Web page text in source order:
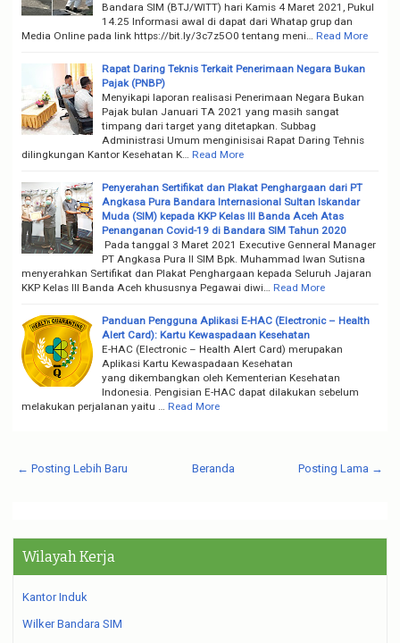
Bandara SIM (BTJ/WITT) hari Kamis 4 Maret 2021, Pukul
14.25 Informasi awal di dapat dari Whatap grup dan
Media Online pada link https://bit.ly/3c7z5O0 tentang meni… Read More
Rapat Daring Teknis Terkait Penerimaan Negara Bukan
Pajak (PNBP)
Menyikapi laporan realisasi Penerimaan Negara Bukan
Pajak bulan Januari TA 2021 yang masih sangat
timpang dari target yang ditetapkan. Subbag
Administrasi Umum menginisisai Rapat Daring Tehnis
dilingkungan Kantor Kesehatan K… Read More
Penyerahan Sertifikat dan Plakat Penghargaan dari PT
Angkasa Pura Bandara Internasional Sultan Iskandar
Muda (SIM) kepada KKP Kelas III Banda Aceh Atas
Penanganan Covid-19 di Bandara SIM Tahun 2020
Pada tanggal 3 Maret 2021 Executive Genneral Manager
PT Angkasa Pura II SIM Bpk. Muhammad Iwan Sutisna
menyerahkan Sertifikat dan Plakat Penghargaan kepada Seluruh Jajaran
KKP Kelas III Banda Aceh khususnya Pegawai diwi… Read More
Panduan Pengguna Aplikasi E-HAC (Electronic – Health
Alert Card): Kartu Kewaspadaan Kesehatan
E-HAC (Electronic – Health Alert Card) merupakan
Aplikasi Kartu Kewaspadaan Kesehatan
yang dikembangkan oleh Kementerian Kesehatan
Indonesia​. Pengisian E-HAC dapat dilakukan sebelum
melakukan perjalanan yaitu … Read More
← Posting Lebih Baru Posting Lama →
Beranda
Wilayah Kerja
Kantor Induk
Wilker Bandara SIM